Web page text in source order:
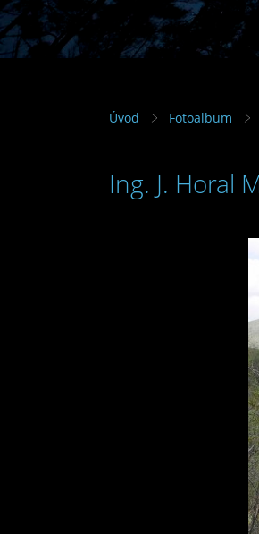
Úvod Fotoalbum
Ing. J. Horal